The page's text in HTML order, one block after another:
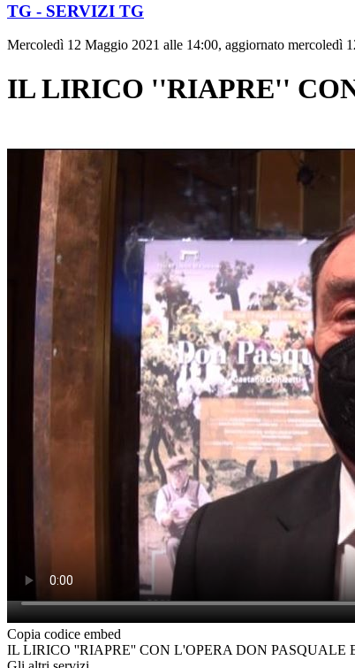
TG - SERVIZI TG
Mercoledì 12 Maggio 2021 alle 14:00, aggiornato mercoledì
IL LIRICO ''RIAPRE''
Copia codice embed
IL LIRICO ''RIAPRE'' CON L'OPERA DON PASQUALE